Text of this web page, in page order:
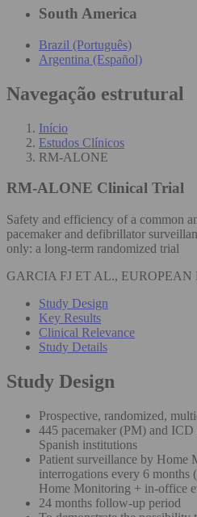
South America
Brazil (Português)
Argentina (Español)
Navegação estrutural
Início
Estudos Clínicos
RM-ALONE
RM-ALONE Clinical Trial
Safety and efficiency of a common
pacemaker and defibrillator
only: a long-term randomized trial
GARCIA FJ ET AL., EUROPEAN
Study Design
Key Results
Clinical Relevance
Study Details
Study Design
Prospective, randomized,
445 pacemaker (PM) and
Spanish institutions
Patient surveillance by Home
interrogations every 6
Home Monitoring + in-office
24 months follow-up period